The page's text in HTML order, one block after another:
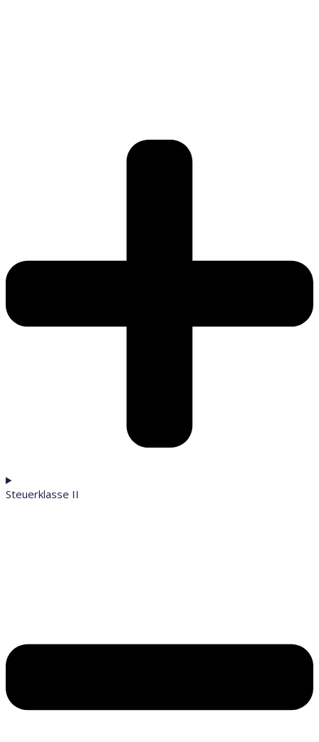
Steuerklasse II